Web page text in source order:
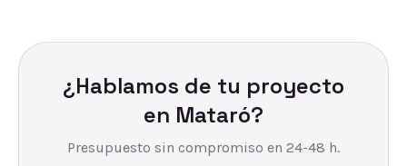
¿Hablamos de tu proyecto
en Mataró?
Presupuesto sin compromiso en 24-48 h.